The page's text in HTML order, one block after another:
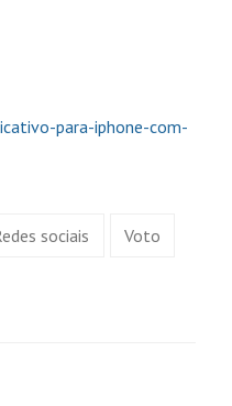
para-iphone-com-
sociais Voto